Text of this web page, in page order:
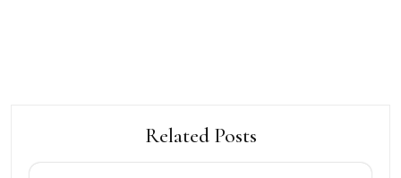
Related Posts